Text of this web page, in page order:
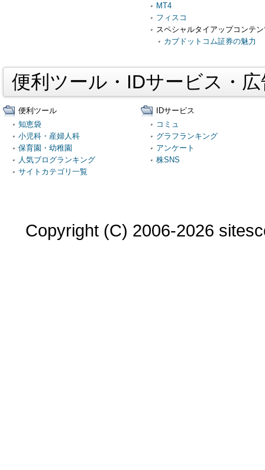
MT4
フィスコ
スペシャルタイアップコンテ
カブドットコム証券の魅力
便利ツール・IDサービス・
便利ツール
知恵袋
小児科・産婦人科
保育園・幼稚園
人気ブログランキング
サイトカテゴリ一覧
IDサービス
コミュ
グラフランキング
アンケート
株SNS
Copyright (C) 2006-2026